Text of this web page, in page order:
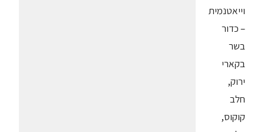
וייאטנמית
– כדור
בשר
בקארי
ירוק,
חלב
קוקוס,